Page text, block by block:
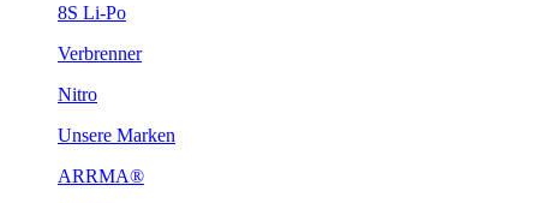
8S Li-Po
Verbrenner
Nitro
Unsere Marken
ARRMA®